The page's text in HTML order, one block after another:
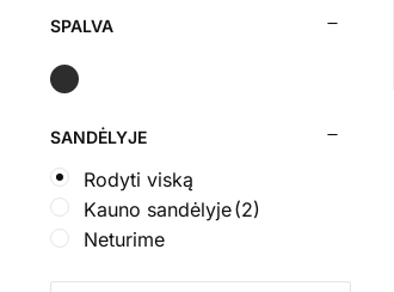
SPALVA
SANDĖLYJE
Rodyti viską
Kauno sandėlyje(2)
Neturime